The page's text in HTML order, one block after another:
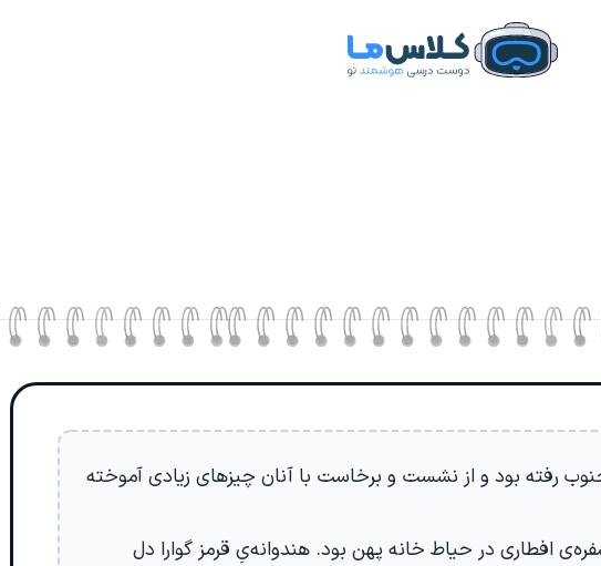
جنوب رفته بود و از نشست و برخاست با آنان چیزهای زیادی آموخته
افطاری در حیاط خانه پهن بود. هندوانه‌یِ قرمز گوارا دل